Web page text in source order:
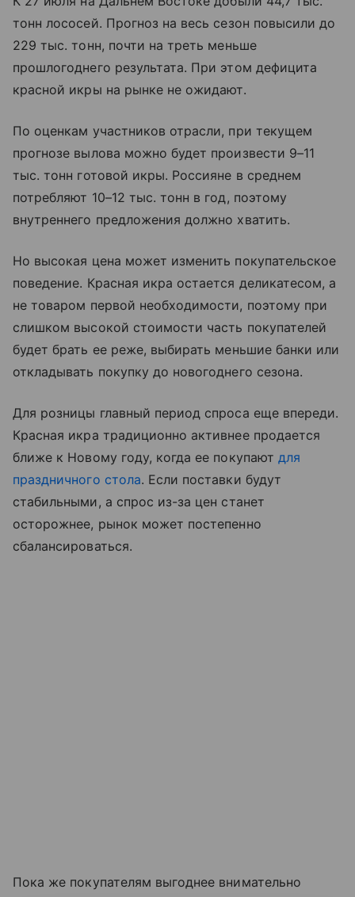
тонн лососей. Прогноз на весь сезон повысили до
229 тыс. тонн, почти на треть меньше
прошлогоднего результата. При этом дефицита
красной икры на рынке не ожидают.
По оценкам участников отрасли, при текущем
прогнозе вылова можно будет произвести 9–11
тыс. тонн готовой икры. Россияне в среднем
потребляют 10–12 тыс. тонн в год, поэтому
внутреннего предложения должно хватить.
Но высокая цена может изменить покупательское
поведение. Красная икра остается деликатесом, а
не товаром первой необходимости, поэтому при
слишком высокой стоимости часть покупателей
будет брать ее реже, выбирать меньшие банки или
откладывать покупку до новогоднего сезона.
Для розницы главный период спроса еще впереди.
Красная икра традиционно активнее продается
ближе к Новому году, когда ее покупают для
праздничного стола. Если поставки будут
стабильными, а спрос из-за цен станет
осторожнее, рынок может постепенно
сбалансироваться.
Пока же покупателям выгоднее внимательно